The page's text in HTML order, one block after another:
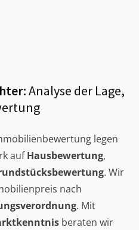
Analyse der Lage,
legen
aufHausbewertung,
. Wir
nach
. Mit
beraten wir